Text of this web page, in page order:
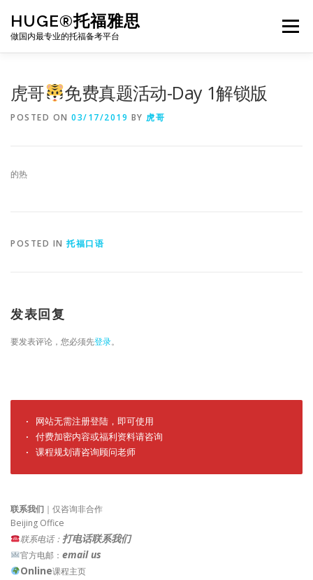
content
HUGE®托福雅思
做国内最专业的托福备考平台
Menu
虎哥 免费真题活动-Day 1解锁版
POSTED ON 03/17/2019 BY 虎哥
的热
POSTED IN 托福口语
发表回复
要发表评论，您必须先登录。
· 网站无需注册登陆，即可使用
· 付费加密内容或福利资料请咨询
· 课程规划请咨询顾问老师
联系我们 ｜仅咨询非合作
Beijing Office
联系电话： 打电话联系我们
官方电邮： email us
Online课程主页